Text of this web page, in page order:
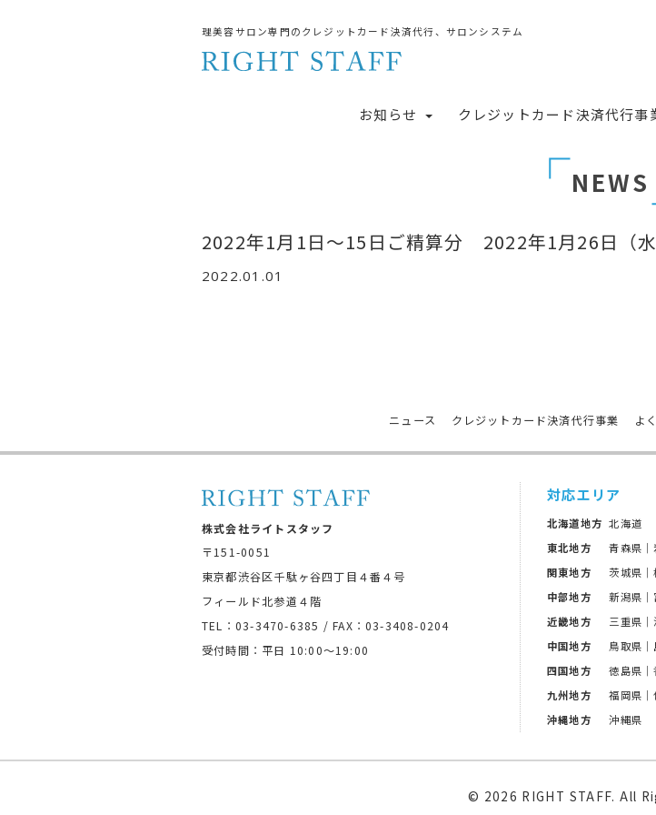
理美容サロン専門のクレジットカード決済代行、サロンシステム
お知らせ クレジットカード決済代行事
NEWS
2022年1月1日～15日ご精算分 2022年1月26日（
2022.01.01
ニュース クレジットカード決済代行事業 よ
株式会社ライトスタッフ
〒151-0051
東京都渋谷区千駄ヶ谷四丁目４番４号
フィールド北参道４階
TEL：03-3470-6385 / FAX：03-3408-0204
受付時間：平日 10:00〜19:00
対応エリア
北海道地方 北海道
東北地方
青森県
関東地方
茨城県
中部地方
新潟県
近畿地方
三重県
中国地方
鳥取県
四国地方
徳島県
九州地方
福岡県
沖縄地方
沖縄県
© 2026 RIGHT STAFF. All